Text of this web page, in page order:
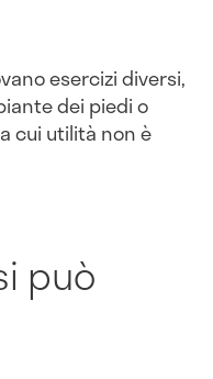
esercizi diversi,
dei piedi o
cui utilità non è
può